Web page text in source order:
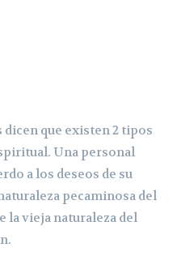
dicen que existen 2 tipos
Una personal
a los deseos de su
pecaminosa del
la vieja naturaleza del